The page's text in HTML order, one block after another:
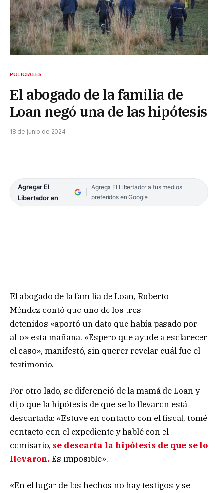
POLICIALES
El abogado de la familia de
Loan negó una de las hipótesis
18 de junio de 2024
Agregar El
Libertador en
Agrega El Libertador a tus medios
preferidos en Google
El abogado de la familia de Loan, Roberto
Méndez contó que uno de los tres
detenidos «aportó un dato que había pasado por
alto» esta mañana. «Espero que ayude a esclarecer
el caso», manifestó, sin querer revelar cuál fue el
testimonio.
Por otro lado, se diferenció de la mamá de Loan y
dijo que la hipótesis de que se lo llevaron está
descartada: «Estuve en contacto con el fiscal, tomé
contacto con el expediente y hablé con el
comisario, se descarta la hipótesis de que se lo
llevaron. Es imposible».
«En el lugar de los hechos no hay testigos y se